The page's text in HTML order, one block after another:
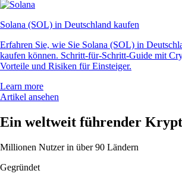
Solana (SOL) in Deutschland kaufen
Erfahren Sie, wie Sie Solana (SOL) in
kaufen können. Schritt-für-Schritt-Guide mit
Vorteile und Risiken für Einsteiger.
Learn more
Artikel ansehen
Ein weltweit führender
Millionen Nutzer in über 90 Ländern
Gegründet